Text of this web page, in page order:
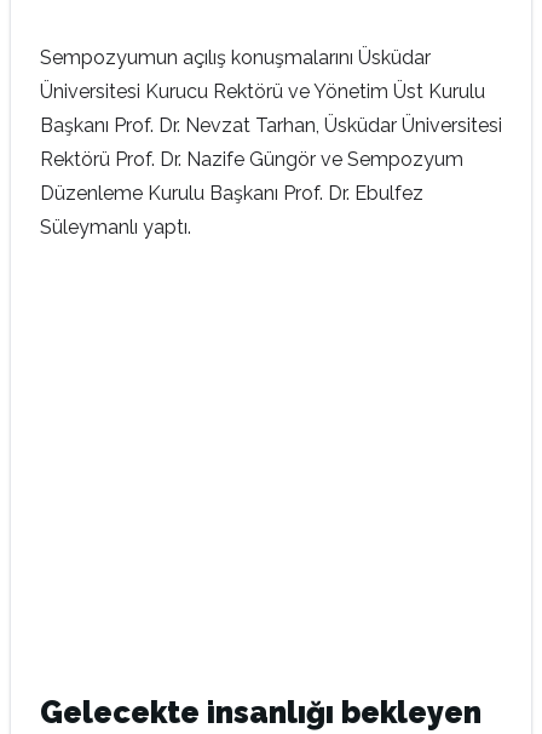
Sempozyumun açılış konuşmalarını Üsküdar
Üniversitesi Kurucu Rektörü ve Yönetim Üst Kurulu
Başkanı Prof. Dr. Nevzat Tarhan, Üsküdar Üniversitesi
Rektörü Prof. Dr. Nazife Güngör ve Sempozyum
Düzenleme Kurulu Başkanı Prof. Dr. Ebulfez
Süleymanlı yaptı.
Gelecekte insanlığı bekleyen